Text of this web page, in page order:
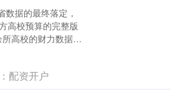
数据的最终落定，
高校预算的完整版
高校的财力数据，
地图，勾勒出中
配资开户